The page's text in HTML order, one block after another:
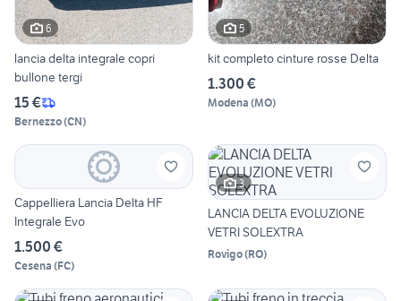
6
lancia delta integrale copri
bullone tergi
15 €
Bernezzo(CN)
5
kit completo cinture rosse Delta
1.300 €
Modena (MO)
Cappelliera Lancia Delta HF
Integrale Evo
1.500 €
Cesena (FC)
3
LANCIA DELTA EVOLUZIONE
VETRI SOLEXTRA
Rovigo(RO)